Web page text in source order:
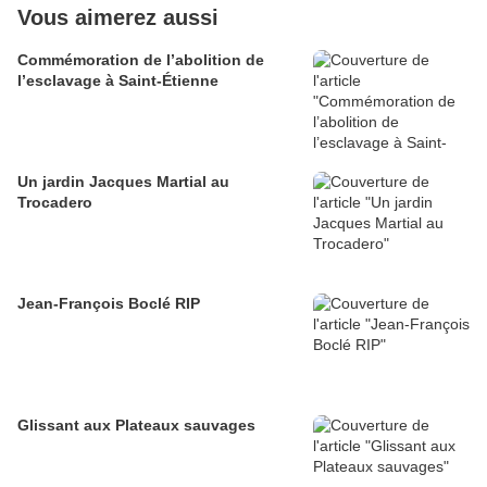
Vous aimerez aussi
Commémoration de l’abolition de
l’esclavage à Saint-Étienne
Un jardin Jacques Martial au
Trocadero
Jean-François Boclé RIP
Glissant aux Plateaux sauvages